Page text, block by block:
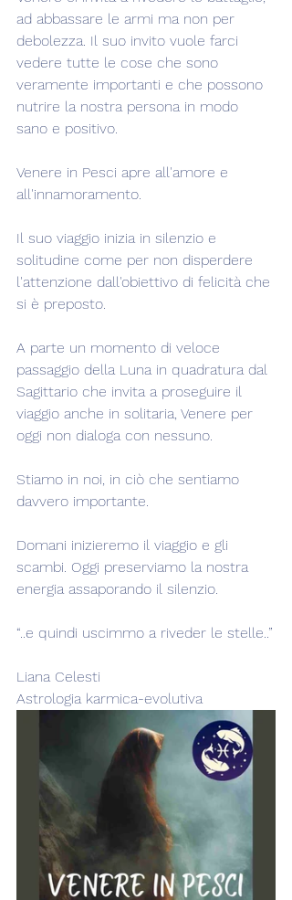
ad abbassare le armi ma non per
debolezza. Il suo invito vuole farci
vedere tutte le cose che sono
veramente importanti e che possono
nutrire la nostra persona in modo
sano e positivo.
Venere in Pesci apre all'amore e
all'innamoramento.
Il suo viaggio inizia in silenzio e
solitudine come per non disperdere
l'attenzione dall'obiettivo di felicità che
si è preposto.
A parte un momento di veloce
passaggio della Luna in quadratura dal
Sagittario che invita a proseguire il
viaggio anche in solitaria, Venere per
oggi non dialoga con nessuno.
Stiamo in noi, in ciò che sentiamo
davvero importante.
Domani inizieremo il viaggio e gli
scambi. Oggi preserviamo la nostra
energia assaporando il silenzio.
“..e quindi uscimmo a riveder le stelle..”
Liana Celesti
Astrologia karmica-evolutiva